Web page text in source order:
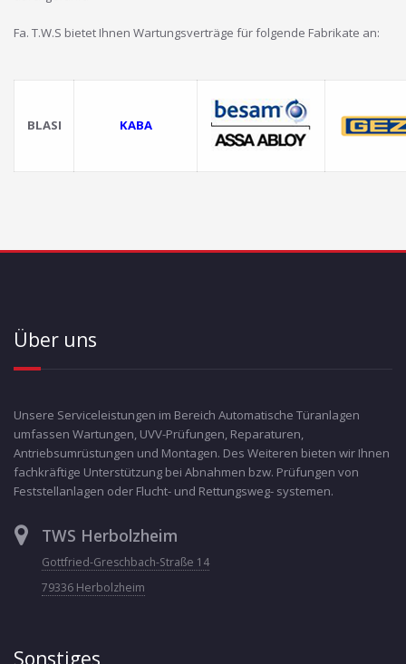
Fa. T.W.S bietet Ihnen Wartungsverträge für folgende Fabrikate an:
BLASI KABA
Über uns
Unsere Serviceleistungen im Bereich Automatische Türanlagen
umfassen Wartungen, UVV-Prüfungen, Reparaturen,
Antriebsumrüstungen und Montagen. Des Weiteren bieten wir Ihnen
fachkräftige Unterstützung bei Abnahmen bzw. Prüfungen von
Feststellanlagen oder Flucht- und Rettungsweg- systemen.
TWS Herbolzheim
Gottfried-Greschbach-Straße 14
79336 Herbolzheim
Sonstiges